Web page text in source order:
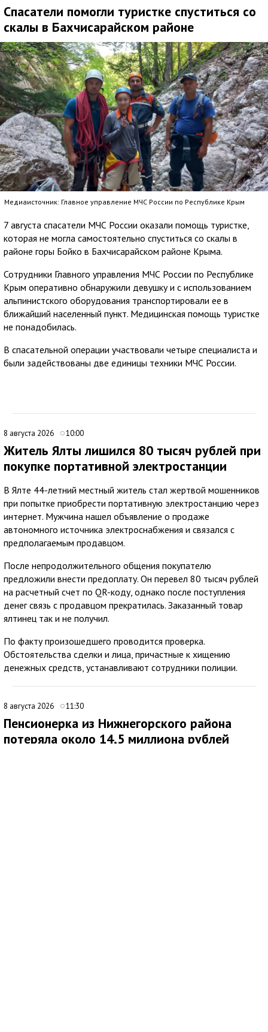
Спасатели помогли туристке спуститься со
скалы в Бахчисарайском районе
Медиаисточник: Главное управление МЧС России по Республике Крым
7 августа спасатели МЧС России оказали помощь туристке,
которая не могла самостоятельно спуститься со скалы в
районе горы Бойко в Бахчисарайском районе Крыма.
Сотрудники Главного управления МЧС России по Республике
Крым оперативно обнаружили девушку и с использованием
альпинистского оборудования транспортировали ее в
ближайший населенный пункт. Медицинская помощь туристке
не понадобилась.
В спасательной операции участвовали четыре специалиста и
были задействованы две единицы техники МЧС России.
8 августа 2026 10:00
Житель Ялты лишился 80 тысяч рублей при
покупке портативной электростанции
В Ялте 44-летний местный житель стал жертвой мошенников
при попытке приобрести портативную электростанцию через
интернет. Мужчина нашел объявление о продаже
автономного источника электроснабжения и связался с
предполагаемым продавцом.
После непродолжительного общения покупателю
предложили внести предоплату. Он перевел 80 тысяч рублей
на расчетный счет по QR-коду, однако после поступления
денег связь с продавцом прекратилась. Заказанный товар
ялтинец так и не получил.
По факту произошедшего проводится проверка.
Обстоятельства сделки и лица, причастные к хищению
денежных средств, устанавливают сотрудники полиции.
8 августа 2026 11:30
Пенсионерка из Нижнегорского района
потеряла около 14,5 миллиона рублей